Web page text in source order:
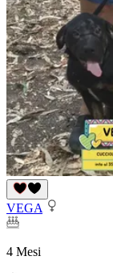
VEGA
4 Mesi